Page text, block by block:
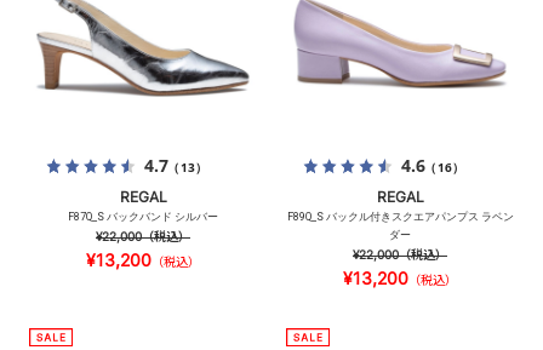
4.7（13）
REGAL
F87Q_S バックバンド シルバー
¥22,000（税込）
¥13,200 （税込）
4.6（16）
REGAL
F89Q_S バックル付きスクエアパンプス ラベン
ダー
¥22,000（税込）
¥13,200 （税込）